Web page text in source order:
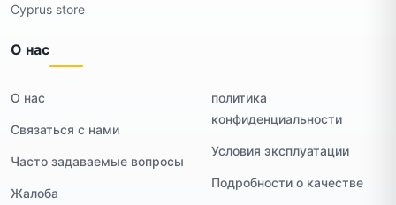
Cyprus store
О нас
О нас
Связаться с нами
Часто задаваемые вопросы
Жалоба
политика
конфиденциальности
Условия эксплуатации
Подробности о качестве